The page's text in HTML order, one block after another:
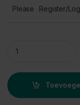
Please Register/